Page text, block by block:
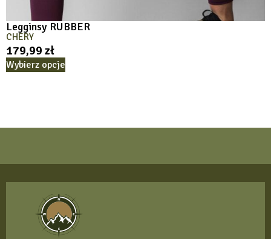
Legginsy RUBBER
CHERY
179,99 zł
Wybierz opcje